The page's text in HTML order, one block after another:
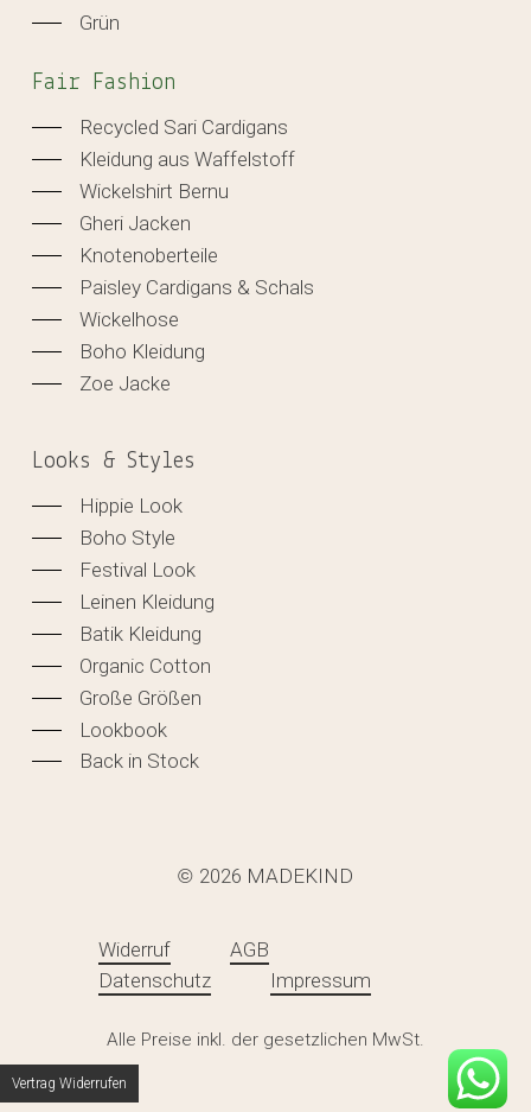
Zwischensumme:
WARENKORB ANZEIGEN
Grün
Fair Fashion
Recycled Sari Cardigans
Kleidung aus Waffelstoff
Wickelshirt Bernu
Gheri Jacken
Knotenoberteile
Paisley Cardigans & Schals
Wickelhose
Boho Kleidung
Zoe Jacke
Looks & Styles
Hippie Look
Boho Style
Festival Look
Leinen Kleidung
Batik Kleidung
Organic Cotton
Große Größen
Lookbook
Back in Stock
© 2026 MADEKIND
Widerruf
AGB
Datenschutz
Impressum
Alle Preise inkl. der gesetzlichen MwSt.
Vertrag Widerrufen